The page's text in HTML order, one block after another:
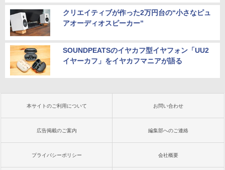
クリエイティブが作った2万円台の“小さなピュ
アオーディオスピーカー”
SOUNDPEATSのイヤカフ型イヤフォン「UU2
イヤーカフ」をイヤカフマニアが語る
本サイトのご利用について お問い合わせ
広告掲載のご案内 編集部へのご連絡
プライバシーポリシー 会社概要